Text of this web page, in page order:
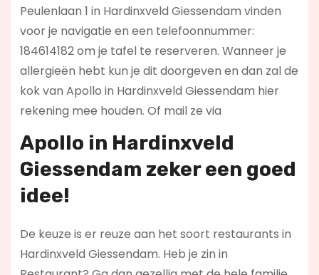
Peulenlaan 1 in Hardinxveld Giessendam vinden
voor je navigatie en een telefoonnummer:
184614182 om je tafel te reserveren. Wanneer je
allergieën hebt kun je dit doorgeven en dan zal de
kok van Apollo in Hardinxveld Giessendam hier
rekening mee houden. Of mail ze via
Apollo in Hardinxveld
Giessendam zeker een goed
idee!
De keuze is er reuze aan het soort restaurants in
Hardinxveld Giessendam. Heb je zin in